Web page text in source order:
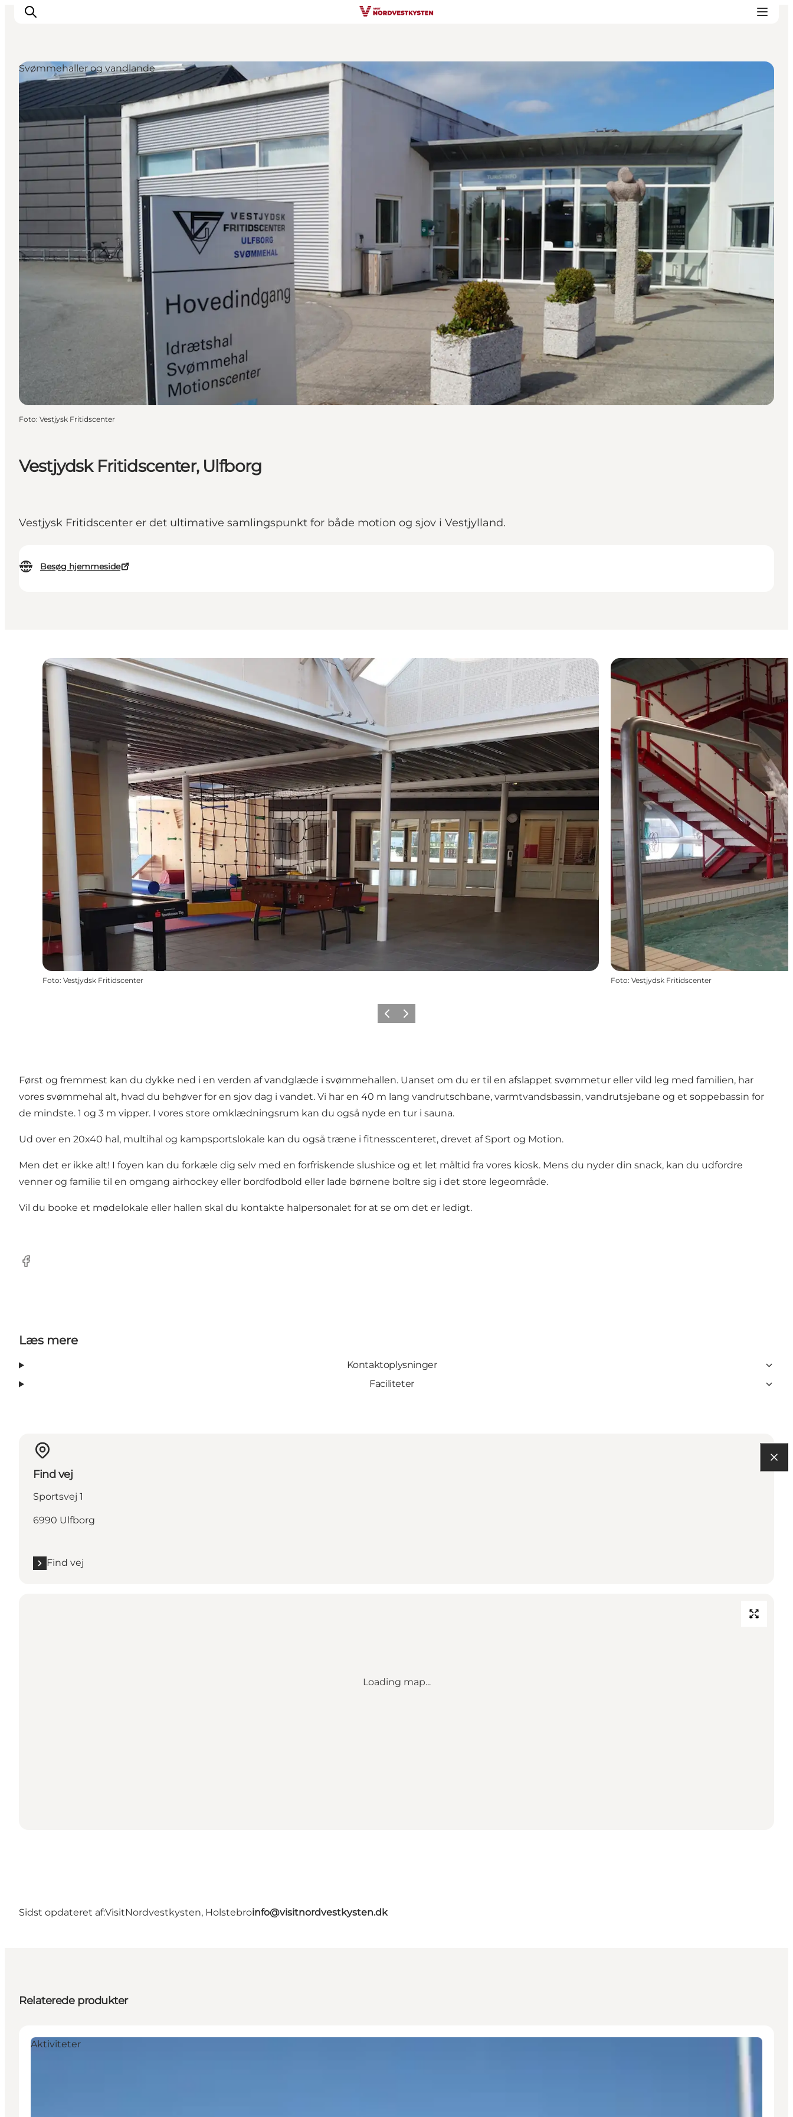
Feriesteder
Inspiration
Handicapvenlig ferie
Events
Overnatning
Planlæg din ferie
Vestjydsk Fritidscenter, Ulfborg
Vestjysk Fritidscenter er det ultimative samlingspunkt for både motion og sjov i Vestjylland.
Besøg hjemmeside
Svømmehaller og vandlande
Foto: Vestjysk Fritidscenter
Foto: Vestjydsk Fritidscenter Foto: Vestjydsk Fritidscenter
ForrigeNæste
Først og fremmest kan du dykke ned i en verden af vandglæde i svømmehallen. Uanset om du er til en afslappet svømmetur eller vild leg med familien, har
vores svømmehal alt, hvad du behøver for en sjov dag i vandet. Vi har en 40 m lang vandrutschbane, varmtvandsbassin, vandrutsjebane og et soppebassin for
de mindste. 1 og 3 m vipper. I vores store omklædningsrum kan du også nyde en tur i sauna.
Ud over en 20x40 hal, multihal og kampsportslokale kan du også træne i fitnesscenteret, drevet af Sport og Motion.
Men det er ikke alt! I foyen kan du forkæle dig selv med en forfriskende slushice og et let måltid fra vores kiosk. Mens du nyder din snack, kan du udfordre
venner og familie til en omgang airhockey eller bordfodbold eller lade børnene boltre sig i det store legeområde.
Vil du booke et mødelokale eller hallen skal du kontakte halpersonalet for at se om det er ledigt.
Facebook
Læs mere
Kontaktoplysninger
Faciliteter
Find vej
Sportsvej 1
6990 Ulfborg
Find vej
Loading map...
Sidst opdateret af:VisitNordvestkysten, Holstebroinfo@visitnordvestkysten.dk
Relaterede produkter
Aktiviteter